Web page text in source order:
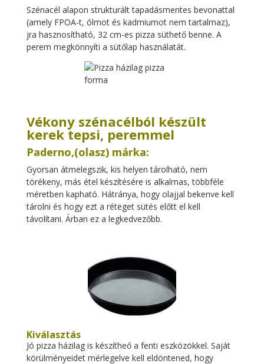
Szénacél alapon strukturált tapadásmentes bevonattal
(amely FPOA-t, ólmot és kadmiumot nem tartalmaz),
jra hasznosítható, 32 cm-es pizza süthető benne. A
perem megkönnyíti a sütőlap használatát.
Vékony szénacélból készült
kerek tepsi, peremmel
Paderno,(olasz) márka:
Gyorsan átmelegszik, kis helyen tárolható, nem
törékeny, más étel készítésére is alkalmas, többféle
méretben kapható. Hátránya, hogy olajjal bekenve kell
tárolni és hogy ezt a réteget sütés előtt el kell
távolítani. Árban ez a legkedvezőbb.
Kiválasztás
Jó pizza házilag is készítheő a fenti eszközökkel. Saját
körülményeidet mérlegelve kell eldöntened, hogy